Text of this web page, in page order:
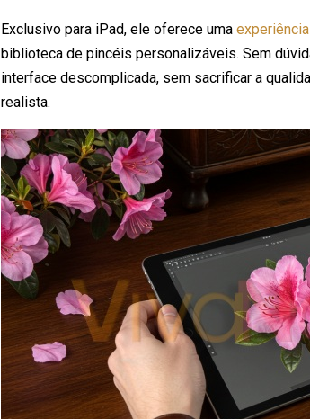
Exclusivo para iPad, ele oferece uma
biblioteca de pincéis personalizáveis. Sem
interface descomplicada, sem sacrificar a
realista.